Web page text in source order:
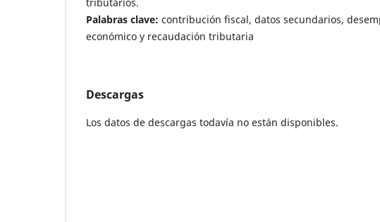
Palabras clave: contribución fiscal, datos secundarios,
económico y recaudación tributaria
Descargas
Los datos de descargas todavía no están disponibles.